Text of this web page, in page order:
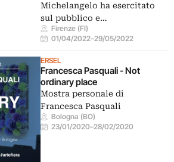
Michelangelo ha esercitato
sul pubblico e…
Firenze (FI)
01/04/2022–29/05/2022
ERSEL
Francesca Pasquali - Not
ordinary place
Mostra personale di
Francesca Pasquali
Bologna (BO)
23/01/2020–28/02/2020